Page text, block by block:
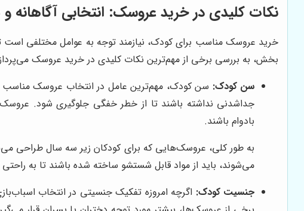
نکات کلیدی در خرید عروسک: انتخابی آگاهانه
خرید عروسک مناسب برای کودک، نیازمند توجه به عوامل مختلفی است
بخش، به بررسی برخی از مهم‌ترین نکات کلیدی در خرید عروسک
سن کودک: سن کودک، مهم‌ترین عامل در انتخاب عروسک مناسب
جداشدنی نداشته باشند تا از خطر خفگی جلوگیری شود.
بادوام باشند.
به طور کلی، عروسک‌هایی که برای کودکان زیر سه سال طراحی
می‌شوند، باید از مواد قابل شستشو ساخته شده باشند تا به
جنسیت کودک: اگرچه امروزه تفکیک جنسیتی در انتخاب